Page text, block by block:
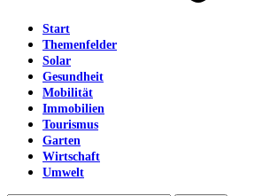
Start
Themenfelder
Solar
Gesundheit
Mobilität
Immobilien
Tourismus
Garten
Wirtschaft
Umwelt